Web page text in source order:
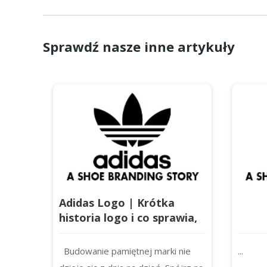
Sprawdź nasze inne artykuły
Adidas Logo | Krótka
historia logo i co sprawia,
że jest tak wyjątkowe
Budowanie pamiętnej marki nie
...